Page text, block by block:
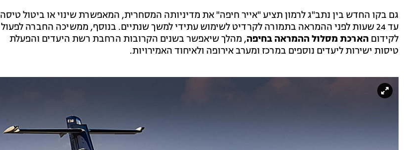
גם בקו החדש בין נתב"ג לרמון תציע "אייר חיפה" את מדיניותה המסחרית, המאפשרת שינוי או ביטול טיסה
עד 24 שעות לפני ההמראה בתמורה לקרדיט לשימוש עתידי למשך שנתיים. בנוסף, ממשיכה החברה לפעול
לקידום הארכת מסלול ההמראה בחיפה, מהלך שיאפשר בשנים הקרובות הרחבת רשת היעדים והפעלת
טיסות ישירות ליעדים נוספים במרכז ומערב אירופה ולאיחוד האמירויות.